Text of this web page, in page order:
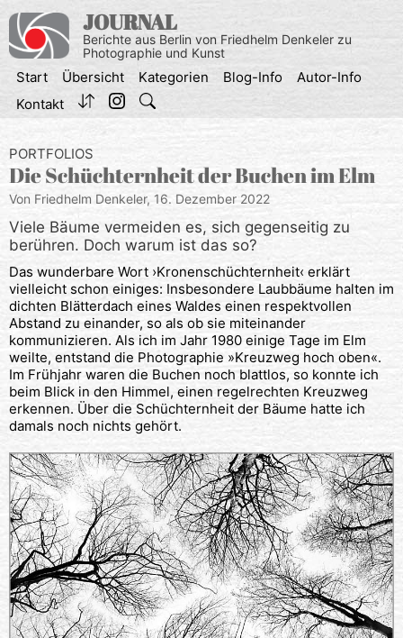
Inhalt
springen
JOURNAL
Berichte aus Berlin von Friedhelm Denkeler zu
Photographie und Kunst
Start Übersicht Kategorien Blog-Info
Autor-Info
Kontakt
PORTFOLIOS
Die Schüchternheit der Buchen im Elm
Von Friedhelm Denkeler, 16. Dezember 2022
Viele Bäume vermeiden es, sich gegenseitig zu
berühren. Doch warum ist das so?
Das wunderbare Wort ›Kronenschüchternheit‹ erklärt
vielleicht schon einiges: Insbesondere Laubbäume halten im
dichten Blätterdach eines Waldes einen respektvollen
Abstand zu einander, so als ob sie miteinander
kommunizieren. Als ich im Jahr 1980 einige Tage im Elm
weilte, entstand die Photographie »Kreuzweg hoch oben«.
Im Frühjahr waren die Buchen noch blattlos, so konnte ich
beim Blick in den Himmel, einen regelrechten Kreuzweg
erkennen. Über die Schüchternheit der Bäume hatte ich
damals noch nichts gehört.